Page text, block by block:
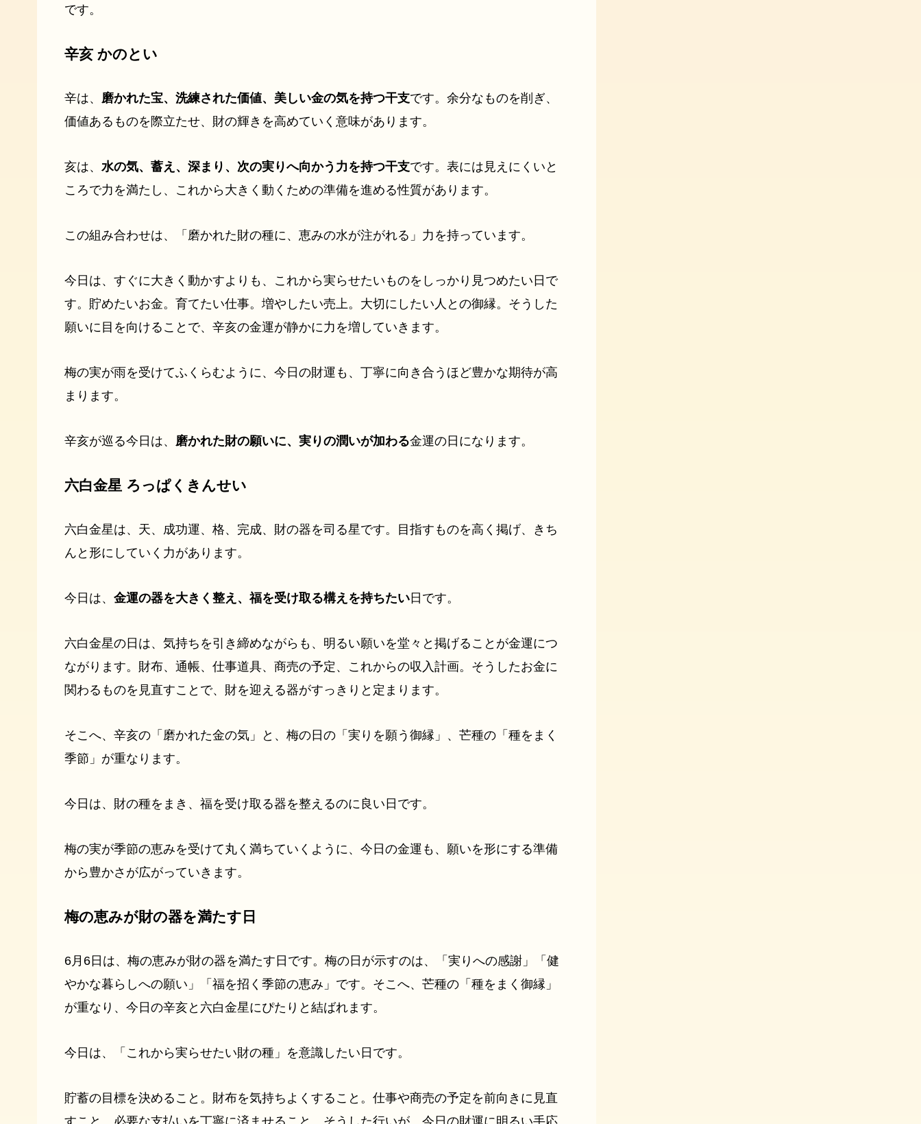
です。
辛亥 かのとい
辛は、 磨かれた宝、洗練された価値、美しい金の気を持つ干支です。余分なものを削ぎ、
価値あるものを際立たせ、財の輝きを高めていく意味があります。
亥は、 水の気、蓄え、深まり、次の実りへ向かう力を持つ干支です。表には見えにくいと
ころで力を満たし、これから大きく動くための準備を進める性質があります。
この組み合わせは、「磨かれた財の種に、恵みの水が注がれる」力を持っています。
今日は、すぐに大きく動かすよりも、これから実らせたいものをしっかり見つめたい日で
す。貯めたいお金。育てたい仕事。増やしたい売上。大切にしたい人との御縁。そうした
願いに目を向けることで、辛亥の金運が静かに力を増していきます。
梅の実が雨を受けてふくらむように、今日の財運も、丁寧に向き合うほど豊かな期待が高
まります。
辛亥が巡る今日は、 磨かれた財の願いに、実りの潤いが加わる金運の日になります。
六白金星 ろっぱくきんせい
六白金星は、天、成功運、格、完成、財の器を司る星です。目指すものを高く掲げ、きち
んと形にしていく力があります。
今日は、 金運の器を大きく整え、福を受け取る構えを持ちたい日です。
六白金星の日は、気持ちを引き締めながらも、明るい願いを堂々と掲げることが金運につ
ながります。財布、通帳、仕事道具、商売の予定、これからの収入計画。そうしたお金に
関わるものを見直すことで、財を迎える器がすっきりと定まります。
そこへ、辛亥の「磨かれた金の気」と、梅の日の「実りを願う御縁」、芒種の「種をまく
季節」が重なります。
今日は、財の種をまき、福を受け取る器を整えるのに良い日です。
梅の実が季節の恵みを受けて丸く満ちていくように、今日の金運も、願いを形にする準備
から豊かさが広がっていきます。
梅の恵みが財の器を満たす日
6月6日は、梅の恵みが財の器を満たす日です。梅の日が示すのは、「実りへの感謝」「健
やかな暮らしへの願い」「福を招く季節の恵み」です。そこへ、芒種の「種をまく御縁」
が重なり、今日の辛亥と六白金星にぴたりと結ばれます。
今日は、「これから実らせたい財の種」を意識したい日です。
貯蓄の目標を決めること。財布を気持ちよくすること。仕事や商売の予定を前向きに見直
すこと。必要な支払いを丁寧に済ませること。そうした行いが、今日の財運に明るい手応